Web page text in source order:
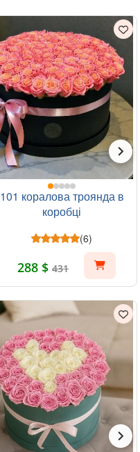
101 коралова троянда в
коробці
(6)
288 $ 431